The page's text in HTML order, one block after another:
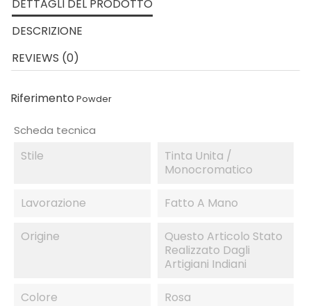
DETTAGLI DEL PRODOTTO
DESCRIZIONE
REVIEWS (0)
Riferimento Powder
Scheda tecnica
Stile
Tinta Unita /
Monocromatico
Lavorazione Fatto A Mano
Origine
Questo Articolo Stato
Realizzato Dagli
Artigiani Indiani
Colore Rosa